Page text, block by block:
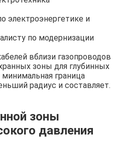
электроэнергетике и
по модернизации
вблизи газопроводов
зоны для глубинных
граница
радиус и составляет.
зоны
давления